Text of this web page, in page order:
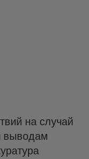
на случай
выводам